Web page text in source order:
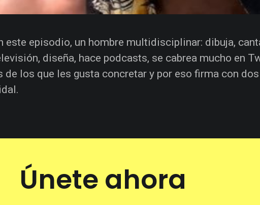
este episodio, un hombre multidisciplinar: dibuja,
diseña, hace podcasts, se cabrea mucho en
de los que les gusta concretar y por eso firma con
Únete ahora